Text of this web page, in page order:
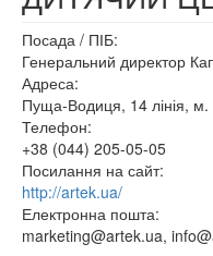
Посада / ПІБ:
Генеральний директор
Адреса:
Пуща-Водиця, 14 лінія, м.
Телефон:
+38 (044) 205-05-05
Посилання на сайт:
http://artek.ua/
Електронна пошта:
marketing@artek.ua,